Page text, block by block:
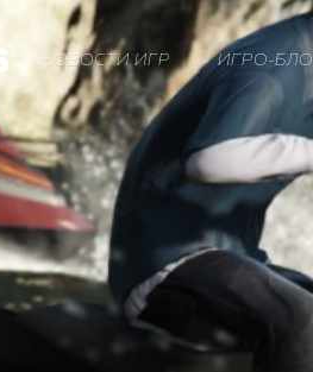
НОВОСТИ ИГР ИГРО-